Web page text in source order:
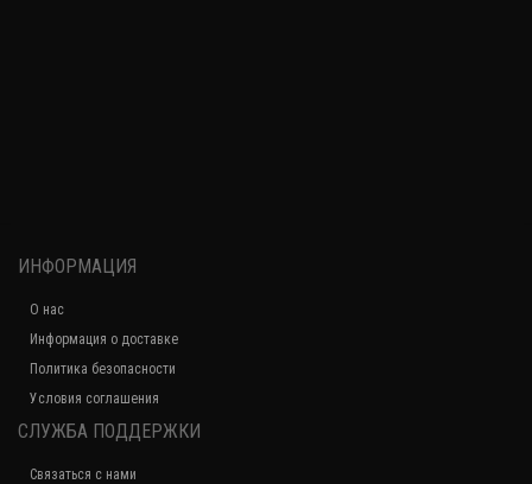
ИНФОРМАЦИЯ
О нас
Информация о доставке
Политика безопасности
Условия соглашения
СЛУЖБА ПОДДЕРЖКИ
Связаться с нами